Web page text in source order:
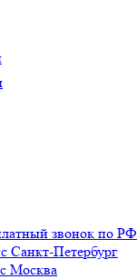
звонок по РФ
Санкт-Петербург
Москва